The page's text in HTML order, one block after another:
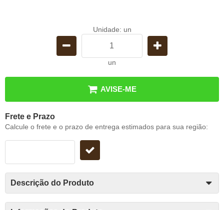
Unidade: un
un
AVISE-ME
Frete e Prazo
Calcule o frete e o prazo de entrega estimados para sua região:
Descrição do Produto